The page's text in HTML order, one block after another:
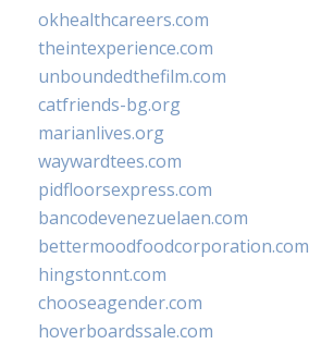
okhealthcareers.com
theintexperience.com
unboundedthefilm.com
catfriends-bg.org
marianlives.org
waywardtees.com
pidfloorsexpress.com
bancodevenezuelaen.com
bettermoodfoodcorporation.com
hingstonnt.com
chooseagender.com
hoverboardssale.com